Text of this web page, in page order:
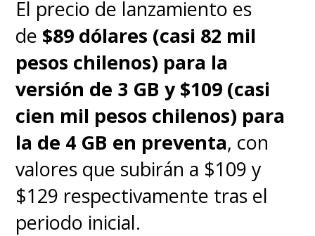
El precio de lanzamiento es
de $89 dólares (casi 82 mil
pesos chilenos) para la
versión de 3 GB y $109 (casi
cien mil pesos chilenos) para
la de 4 GB en preventa, con
valores que subirán a $109 y
$129 respectivamente tras el
periodo inicial.